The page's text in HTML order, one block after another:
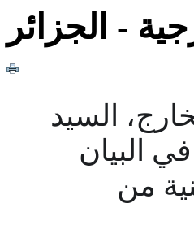
- الجزائر
السيد
البيان
من